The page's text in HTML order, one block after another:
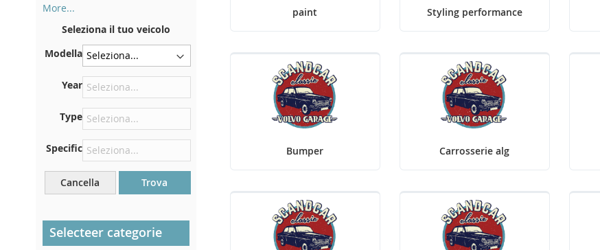
paint Styling performance
Bumper Carrosserie alg
More...
retro del certificato di
immatricolazione. E anche in
macchina
Sulla piastra inferiore del
sedile anteriore destro
Centrare contro la paratia
sotto il cofano
Proprio nel vano motore
Vicino al parabrezza, sul
cruscotto
posteriore destra
Seleziona il tuo veicolo
Modella
Year
Type
Specific
Cancella Trova
Selecteer categorie